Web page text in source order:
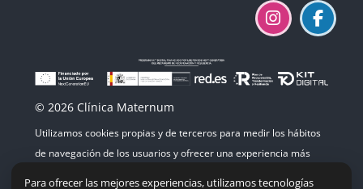
© 2026 Clínica Maternum
Utilizamos cookies propias y de terceros para medir los hábitos
de navegación de los usuarios y ofrecer una experiencia más
Para ofrecer las mejores experiencias, utilizamos tecnologías